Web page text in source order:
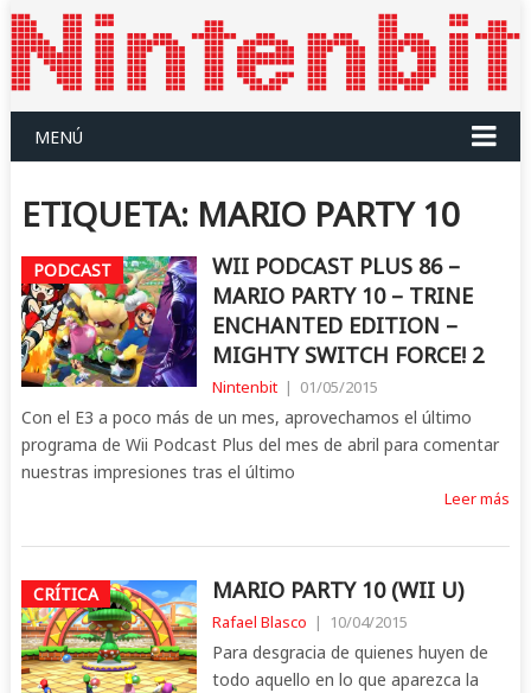
MENÚ
ETIQUETA: MARIO PARTY 10
PODCAST
WII PODCAST PLUS 86 –
MARIO PARTY 10 – TRINE
ENCHANTED EDITION –
MIGHTY SWITCH FORCE! 2
Nintenbit | 01/05/2015
Con el E3 a poco más de un mes, aprovechamos el último
programa de Wii Podcast Plus del mes de abril para comentar
nuestras impresiones tras el último
Leer más
CRÍTICA MARIO PARTY 10 (WII U)
Rafael Blasco | 10/04/2015
Para desgracia de quienes huyen de
todo aquello en lo que aparezca la